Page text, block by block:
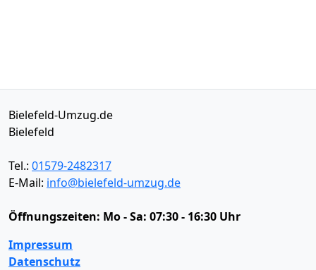
Bielefeld-Umzug.de
Bielefeld
Tel.: 01579-2482317
E-Mail: info@bielefeld-umzug.de
Öffnungszeiten: Mo - Sa: 07:30 - 16:30 Uhr
Impressum
Datenschutz